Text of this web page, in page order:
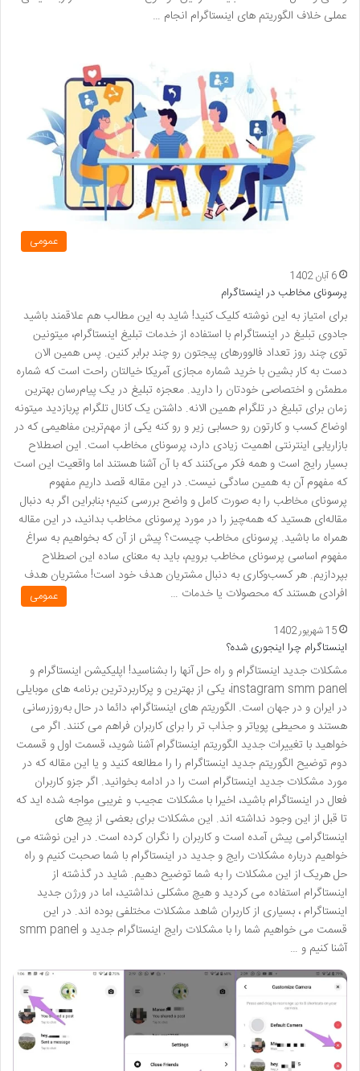
عملی خلاف الگوریتم های اینستاگرام انجام …
عمومی
6 آبان 1402
پرسونای مخاطب در اینستاگرام
برای امتیاز به این نوشته کلیک کنید! شاید به این مطالب هم علاقمند باشید
جادوی تبلیغ در اینستاگرام با استفاده از خدمات تبلیغ اینستاگرام، میتونین
توی چند روز تعداد فالوورهای پیجتون رو چند برابر کنین. پس همین الان
دست به کار بشین با خرید شماره مجازی آمریکا خیالتان راحت است که شماره
مطمئن و اختصاصی خودتان را دارید. معجزه تبلیغ در یک پیام‌رسان بهترین
زمان برای تبلیغ در تلگرام همین الانه. داشتن یک کانال تلگرام پربازدید میتونه
اوضاع کسب و کارتون رو حسابی زیر و رو کنه یکی از مهم‌ترین مفاهیمی که در
بازاریابی اینترنتی اهمیت زیادی دارد، پرسونای مخاطب است. این اصطلاح
بسیار رایج است و همه فکر می‌کنند که با آن آشنا هستند اما واقعیت این است
که مفهوم آن به همین سادگی نیست. در این مقاله قصد داریم مفهوم
پرسونای مخاطب را به صورت کامل و واضح بررسی کنیم؛ بنابراین اگر به دنبال
مقاله‌ای هستید که همه‌چیز را در مورد پرسونای مخاطب بدانید، در این مقاله
همراه ما باشید. پرسونای مخاطب چیست؟ پیش از آن که بخواهیم به سراغ
مفهوم اساسی پرسونای مخاطب برویم، باید به معنای ساده این اصطلاح
بپردازیم. هر کسب‌وکاری به دنبال مشتریان هدف خود است! مشتریان هدف
افرادی هستند که محصولات یا خدمات …
عمومی
15 شهریور 1402
اینستاگرام چرا اینجوری شده؟
مشکلات جدید اینستاگرام و راه حل آنها را بشناسید! اپلیکیشن اینستاگرام و
instagram smm panel، یکی از بهترین و پرکاربردترین برنامه های موبایلی
در ایران و در جهان است. الگوریتم های اینستاگرام، دائما در حال به‌روزرسانی
هستند و محیطی پویاتر و جذاب تر را برای کاربران فراهم می کنند. اگر می
خواهید با تغییرات جدید الگوریتم اینستاگرام آشنا شوید، قسمت اول و قسمت
دوم توضیح الگوریتم جدید اینستاگرام را را مطالعه کنید و یا این مقاله که در
مورد مشکلات جدید اینستاگرام است را در ادامه بخوانید. اگر جزو کاربران
فعال در اینستاگرام باشید، اخیرا با مشکلات عجیب و غریبی مواجه شده اید که
تا قبل از این وجود نداشته اند. این مشکلات برای بعضی از پیج های
اینستاگرامی پیش آمده است و کاربران را نگران کرده است. در این نوشته می
خواهیم درباره مشکلات رایج و جدید در اینستاگرام با شما صحبت کنیم و راه
حل هریک از این مشکلات را به شما توضیح دهیم. شاید در گذشته از
اینستاگرام استفاده می کردید و هیچ مشکلی نداشتید، اما در ورژن جدید
اینستاگرام ، بسیاری از کاربران شاهد مشکلات مختلفی بوده اند. در این
قسمت می خواهیم شما را با مشکلات رایج اینستاگرام جدید و smm panel
آشنا کنیم و …